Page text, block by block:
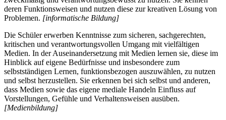
deren Funktionsweisen und nutzen diese zur kreativen Lösung von
Problemen. [informatische Bildung]
Die Schüler erwerben Kenntnisse zum sicheren, sachgerechten,
kritischen und verantwortungsvollen Umgang mit vielfältigen
Medien. In der Auseinandersetzung mit Medien lernen sie, diese im
Hinblick auf eigene Bedürfnisse und insbesondere zum
selbstständigen Lernen, funktionsbezogen auszuwählen, zu nutzen
und selbst herzustellen. Sie erkennen bei sich selbst und anderen,
dass Medien sowie das eigene mediale Handeln Einfluss auf
Vorstellungen, Gefühle und Verhaltensweisen ausüben.
[Medienbildung]